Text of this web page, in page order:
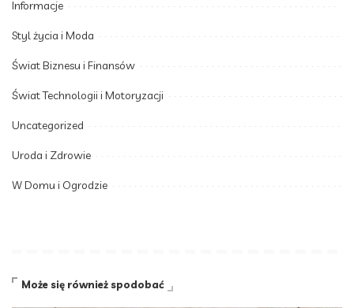
Informacje
Styl życia i Moda
Świat Biznesu i Finansów
Świat Technologii i Motoryzacji
Uncategorized
Uroda i Zdrowie
W Domu i Ogrodzie
Może się również spodobać